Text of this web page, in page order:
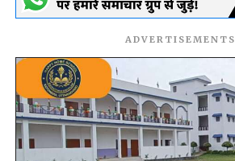
ADVERTISEMENTS